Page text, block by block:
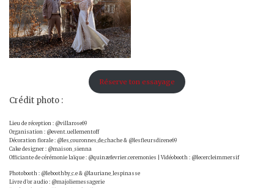
Réserve ton essayage
Crédit photo :
Lieu de réception : @villarose69
Organisation : @event.uellementoff
Décoration florale : @les_couronnes_de_chache & @lesfleursdirene69
Cake designer : @maison_sienna
Officiante de cérémonie laïque : @quinzefevrier.ceremonies | Vidéobooth : @lecercleimmersif
Photobooth : @leboothby_c.e & @lauriane_lespinasse
Livre d’or audio : @majoliemessagerie